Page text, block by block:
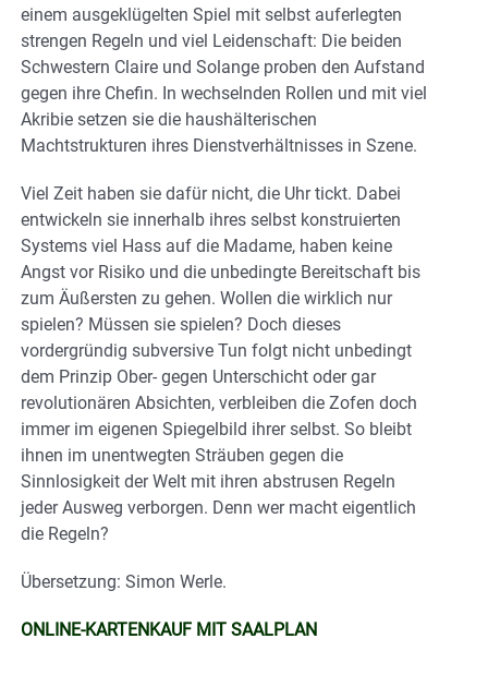
einem ausgeklügelten Spiel mit selbst auferlegten
strengen Regeln und viel Leidenschaft: Die beiden
Schwestern Claire und Solange proben den Aufstand
gegen ihre Chefin. In wechselnden Rollen und mit viel
Akribie setzen sie die haushälterischen
Machtstrukturen ihres Dienstverhältnisses in Szene.
Viel Zeit haben sie dafür nicht, die Uhr tickt. Dabei
entwickeln sie innerhalb ihres selbst konstruierten
Systems viel Hass auf die Madame, haben keine
Angst vor Risiko und die unbedingte Bereitschaft bis
zum Äußersten zu gehen. Wollen die wirklich nur
spielen? Müssen sie spielen? Doch dieses
vordergründig subversive Tun folgt nicht unbedingt
dem Prinzip Ober- gegen Unterschicht oder gar
revolutionären Absichten, verbleiben die Zofen doch
immer im eigenen Spiegelbild ihrer selbst. So bleibt
ihnen im unentwegten Sträuben gegen die
Sinnlosigkeit der Welt mit ihren abstrusen Regeln
jeder Ausweg verborgen. Denn wer macht eigentlich
die Regeln?
Übersetzung: Simon Werle.
ONLINE-KARTENKAUF MIT SAALPLAN